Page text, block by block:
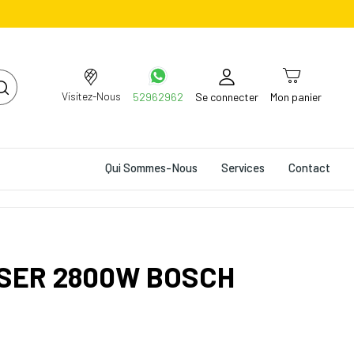
Visitez-Nous 52962962 Se connecter Mon panier
Qui Sommes-Nous Services Contact
2800W BOSCH